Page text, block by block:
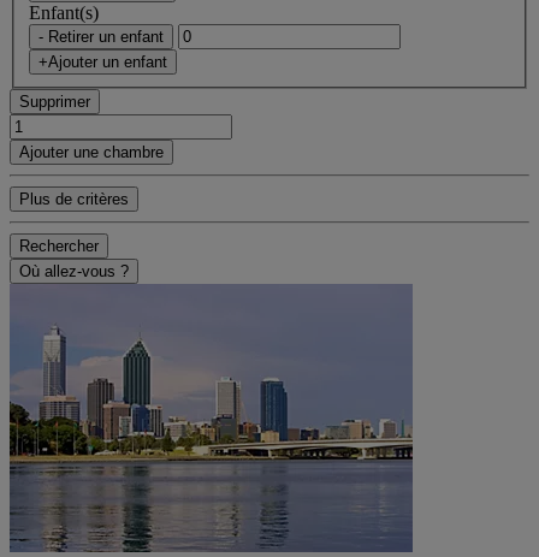
Enfant(s)
- Retirer un enfant
+Ajouter un enfant
Supprimer
Ajouter une chambre
Plus de critères
Rechercher
Où allez-vous ?